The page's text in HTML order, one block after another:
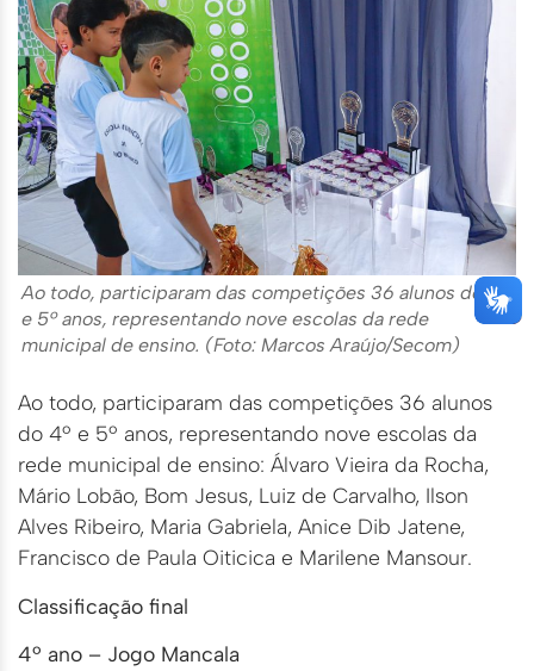
Ao todo, participaram das competições 36 alunos do 4º
e 5º anos, representando nove escolas da rede
municipal de ensino. (Foto: Marcos Araújo/Secom)
Ao todo, participaram das competições 36 alunos
do 4º e 5º anos, representando nove escolas da
rede municipal de ensino: Álvaro Vieira da Rocha,
Mário Lobão, Bom Jesus, Luiz de Carvalho, Ilson
Alves Ribeiro, Maria Gabriela, Anice Dib Jatene,
Francisco de Paula Oiticica e Marilene Mansour.
Classificação final
4º ano – Jogo Mancala